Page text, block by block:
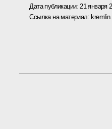
Дата публикации: 21 января
Ссылка на материал: